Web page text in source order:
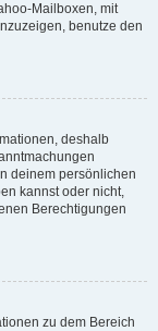
Mailboxen, mit
benutze den
deshalb
deinem persönlichen
kannst oder nicht,
Berechtigungen
zu dem Bereich